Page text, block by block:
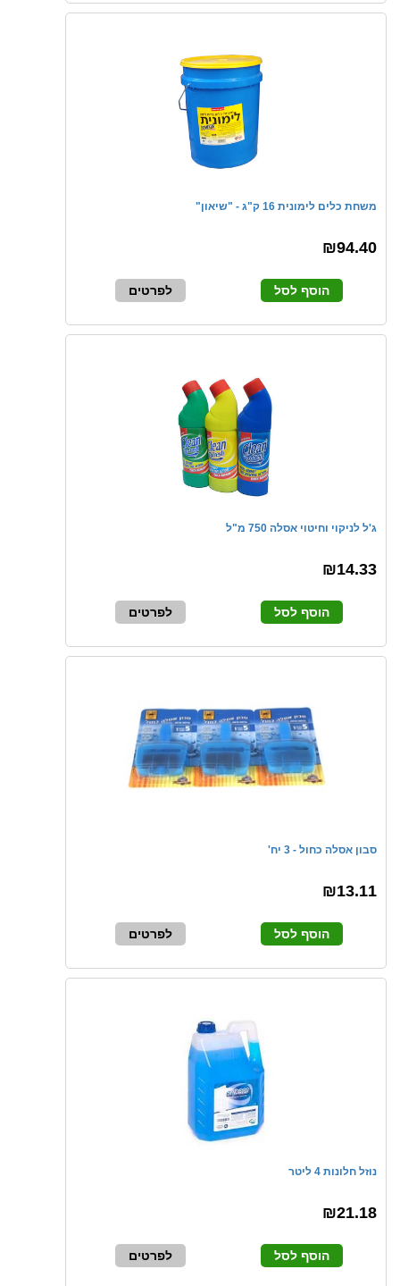
משחת כלים לימונית 16 ק"ג - "שיאון"
₪94.40
הוסף לסל לפרטים
ג'ל לניקוי וחיטוי אסלה 750 מ"ל
₪14.33
הוסף לסל לפרטים
סבון אסלה כחול - 3 יח'
₪13.11
הוסף לסל לפרטים
נוזל חלונות 4 ליטר
₪21.18
הוסף לסל לפרטים